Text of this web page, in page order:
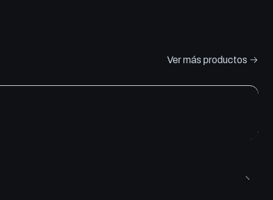
Ver más productos